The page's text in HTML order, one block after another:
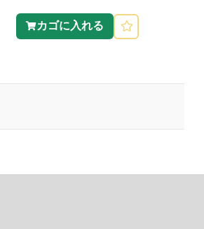
カゴに入れる